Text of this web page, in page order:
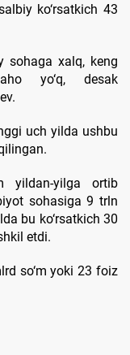
ko‘rsatkich 43
sohaga xalq, keng
yo‘q, desak
uch yilda ushbu
yildan-yilga ortib
sohasiga 9 trln
bu ko‘rsatkich 30
etdi.
so‘m yoki 23 foiz